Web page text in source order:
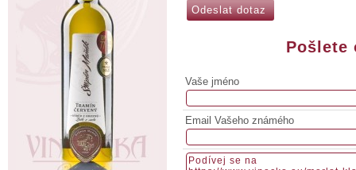
Pošlete
Vaše jméno
Email Vašeho známého